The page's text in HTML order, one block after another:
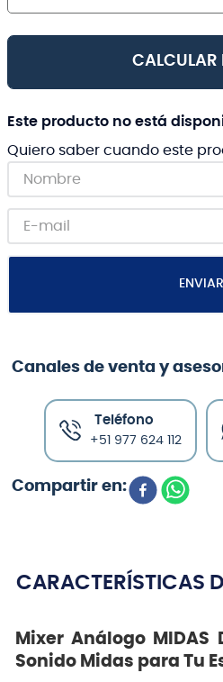
CALCULAR
Este producto no está
Quiero saber cuando este
ENVIAR
Canales de venta y
Teléfono
+51 977 624 112
CARACTERÍSTICAS
Mixer Análogo MIDAS
Sonido Midas para Tu